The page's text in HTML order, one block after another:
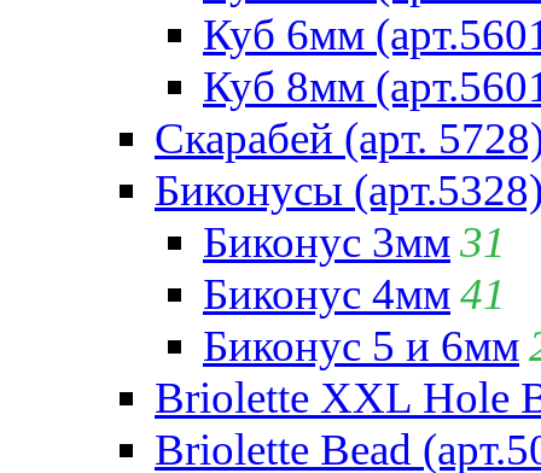
Куб 6мм
Куб 8мм
Скарабей (арт.
Биконусы
Биконус 3мм31
Биконус 4мм41
Биконус 5 и 6мм
Briolette XXL Hole
Briolette Bead